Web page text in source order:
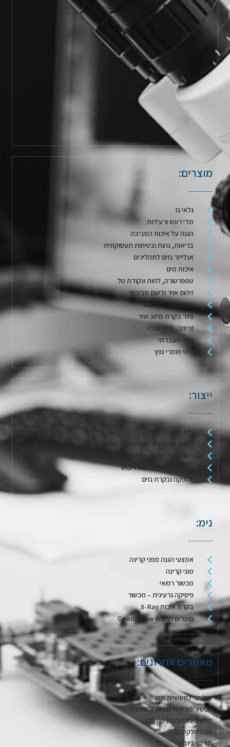
מוצרים:
גלאי גז
מדי רעש ורעידות
הגנה על איכות הסביבה
בריאות, גהות ובטיחות תעסוקתית
אנלייזר גזים לתהליכים
איכות מים
טמפרטורה, לחות ונקודת טל
זיהום אויר ודיגום סביבתי
איכות אויר במבנים
ציוד בקרת מיזוג אויר
זרימה, לחץ וגובה
ציוד מעבדתי
גילוי חומרי נפץ
ייצור:
גלאי גז סטנדרטים
גלאים ומכשירים מותאמים למפרט הלקוח
מערכות לאווירה מבוקרת / דגימת אריזות מזון
מערכות לשטיפה בגז וייבוש
אספקה ובקרת גזים
נימ:
אמצעי הגנה מפני קרינה
מוני קרינה
מכשור רפואי
פיסיקה גרעינית – מכשור
בקרת איכות X-Ray
מוצרים תוצרת Goodfellow
מאמרים אחרונים:
אנלייזר לתעשיית מזון
מכשיר מדידות מטאורולוגיות
מכשיר בדיקת נשיפה CO
מונה חלקיקים
מד מי ביוב